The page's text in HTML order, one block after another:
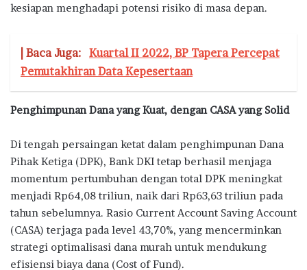
kesiapan menghadapi potensi risiko di masa depan.
| Baca Juga: Kuartal II 2022, BP Tapera Percepat
Pemutakhiran Data Kepesertaan
Penghimpunan Dana yang Kuat, dengan CASA yang Solid
Di tengah persaingan ketat dalam penghimpunan Dana
Pihak Ketiga (DPK), Bank DKI tetap berhasil menjaga
momentum pertumbuhan dengan total DPK meningkat
menjadi Rp64,08 triliun, naik dari Rp63,63 triliun pada
tahun sebelumnya. Rasio Current Account Saving Account
(CASA) terjaga pada level 43,70%, yang mencerminkan
strategi optimalisasi dana murah untuk mendukung
efisiensi biaya dana (Cost of Fund).